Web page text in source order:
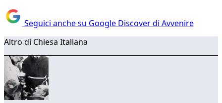
Seguici anche su Google Discover di Avvenire
Altro di Chiesa Italiana